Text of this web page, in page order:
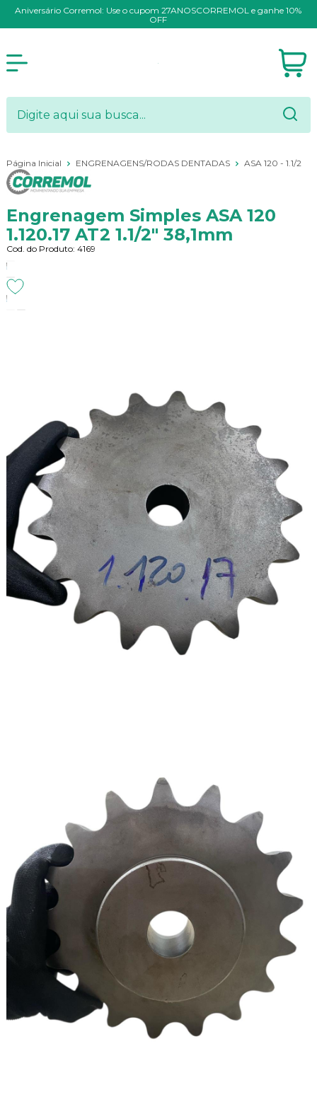
Aniversário Corremol: Use o cupom 27ANOSCORREMOL e ganhe 10%
OFF
Página Inicial ENGRENAGENS/RODAS DENTADAS ASA 120 - 1.1/2
Engrenagem Simples ASA 120
1.120.17 AT2 1.1/2" 38,1mm
Cod. do Produto: 4169